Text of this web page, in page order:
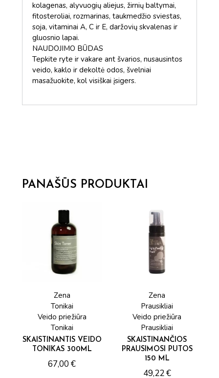
kolagenas, alyvuogių aliejus, žirnių baltymai,
fitosteroliai, rozmarinas, taukmedžio sviestas,
soja, vitaminai A, C ir E, daržovių skvalenas ir
gluosnio lapai.
NAUDOJIMO BŪDAS
Tepkite ryte ir vakare ant švarios, nusausintos
veido, kaklo ir dekoltė odos, švelniai
masažuokite, kol visiškai įsigers.
PANAŠŪS PRODUKTAI
Zena
Tonikai
Veido priežiūra
Tonikai
SKAISTINANTIS VEIDO
TONIKAS 300ML
67,00€
Zena
Prausikliai
Veido priežiūra
Prausikliai
SKAISTINANČIOS
PRAUSIMOSI PUTOS
150 ML
49,22€